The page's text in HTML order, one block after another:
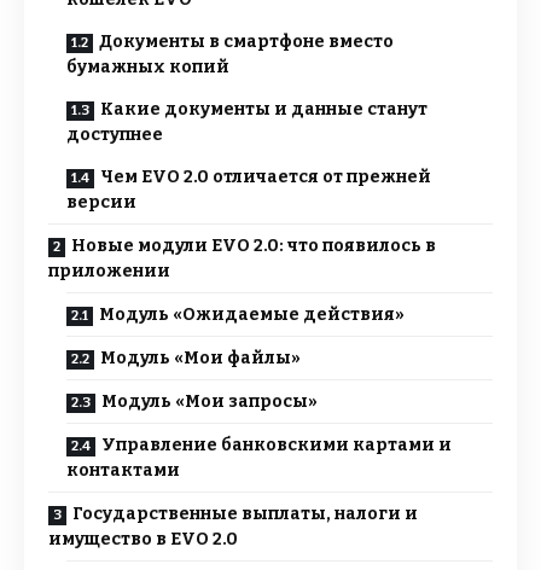
Документы в смартфоне вместо
бумажных копий
Какие документы и данные станут
доступнее
Чем EVO 2.0 отличается от прежней
версии
Новые модули EVO 2.0: что появилось в
приложении
Модуль «Ожидаемые действия»
Модуль «Мои файлы»
Модуль «Мои запросы»
Управление банковскими картами и
контактами
Государственные выплаты, налоги и
имущество в EVO 2.0